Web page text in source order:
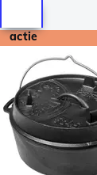
actie